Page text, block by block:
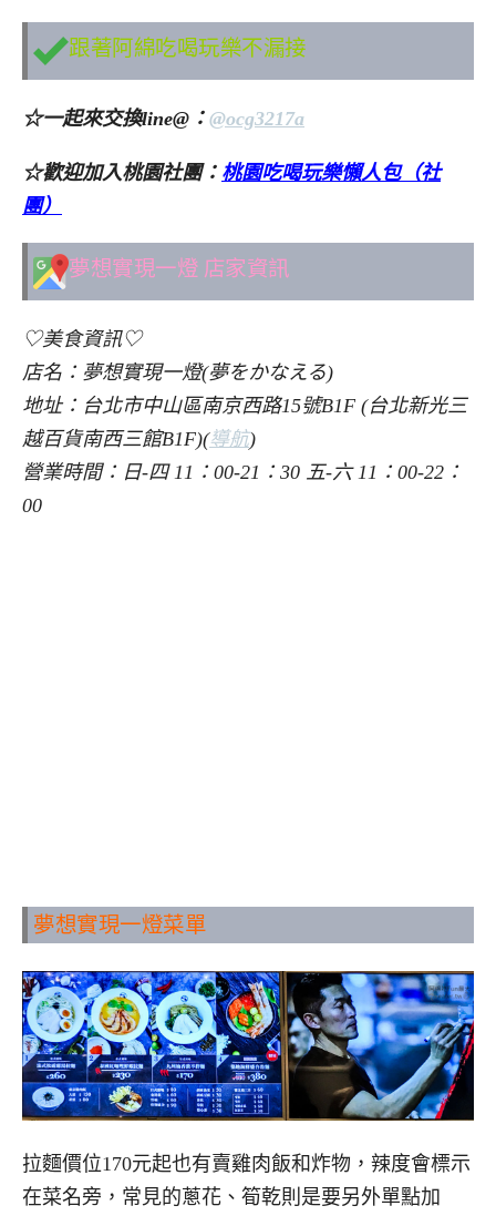
跟著阿綿吃喝玩樂不漏接
☆一起來交換line@： @ocg3217a
☆歡迎加入桃園社團： 桃園吃喝玩樂懶人包（社
團）
夢想實現一燈 店家資訊
♡美食資訊♡
店名：夢想實現一燈(夢をかなえる)
地址：台北市中山區南京西路15號B1F (台北新光三
越百貨南西三館B1F)(導航)
營業時間：日-四 11：00-21：30 五-六 11：00-22：
00
夢想實現一燈菜單
拉麵價位170元起也有賣雞肉飯和炸物，辣度會標示
在菜名旁，常見的蔥花、筍乾則是要另外單點加